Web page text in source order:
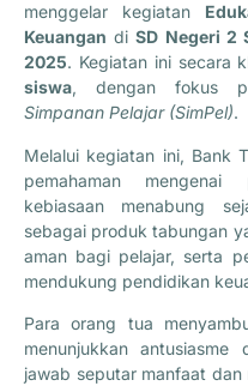
menggelar kegiatan
Keuangan diSD Negeri 2
2025. Kegiatan ini secara
siswa, dengan fokus
Simpanan Pelajar (SimPel).
Melalui kegiatan ini, Bank
pemahaman mengenai
kebiasaan menabung
sebagai produk tabungan
aman bagi pelajar, serta
mendukung pendidikan
Para orang tua
menunjukkan
jawab seputar manfaat dan